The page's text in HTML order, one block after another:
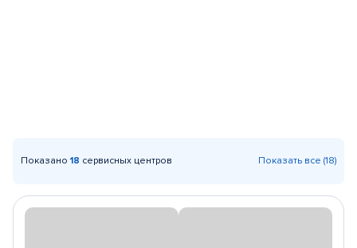
Показано 18 сервисных центров Показать все (18)